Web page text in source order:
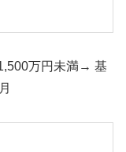
万円未満→ 基